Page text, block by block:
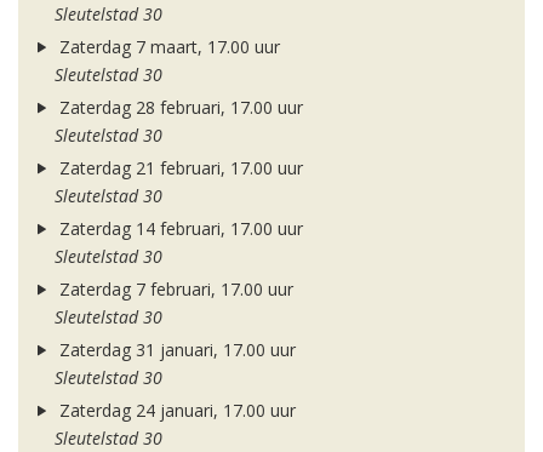
Sleutelstad 30
Zaterdag 7 maart, 17.00 uur
Sleutelstad 30
Zaterdag 28 februari, 17.00 uur
Sleutelstad 30
Zaterdag 21 februari, 17.00 uur
Sleutelstad 30
Zaterdag 14 februari, 17.00 uur
Sleutelstad 30
Zaterdag 7 februari, 17.00 uur
Sleutelstad 30
Zaterdag 31 januari, 17.00 uur
Sleutelstad 30
Zaterdag 24 januari, 17.00 uur
Sleutelstad 30